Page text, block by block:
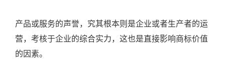
产品或服务的声誉，究其根本则是企业或者生产者的运
营，考核于企业的综合实力，这也是直接影响商标价值
的因素。